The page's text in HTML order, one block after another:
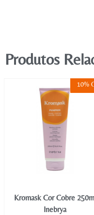
Produtos
10%
Kromask Cor Cobre
Inebrya